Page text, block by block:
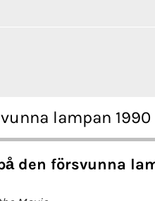
lampan 1990
den försvunna